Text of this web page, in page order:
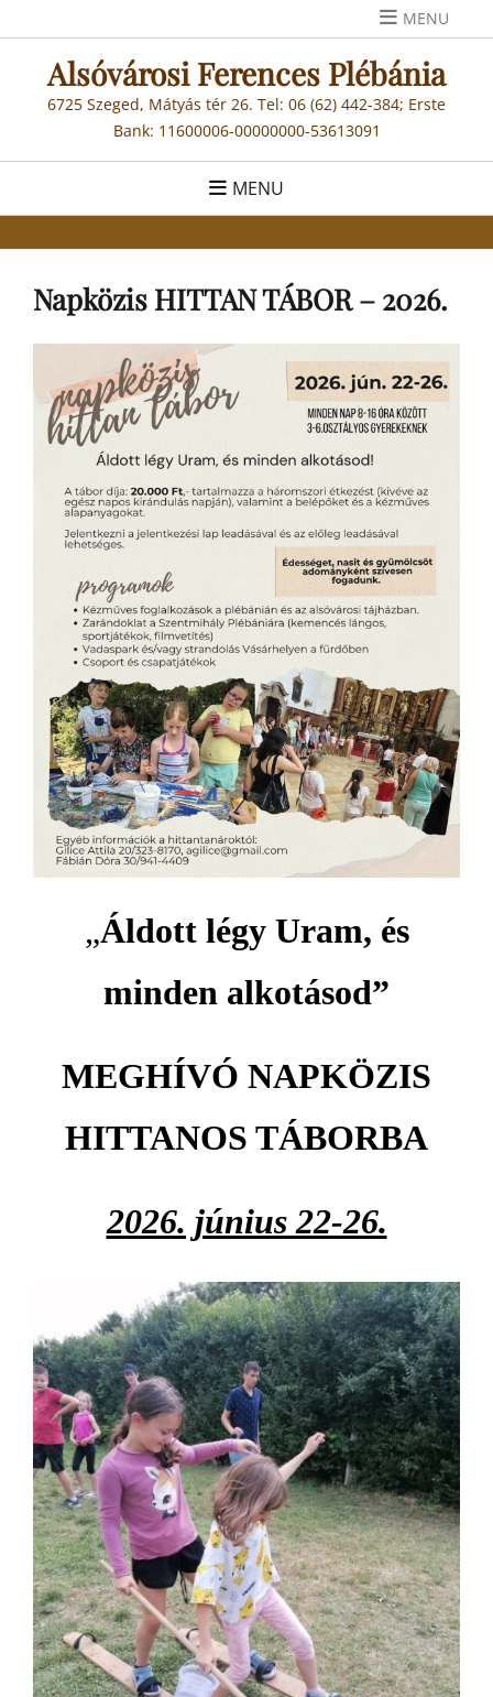
to
content
MENU
Alsóvárosi Ferences Plébánia
6725 Szeged, Mátyás tér 26. Tel: 06 (62) 442-384; Erste
Bank: 11600006-00000000-53613091
MENU
Napközis HITTAN TÁBOR – 2026.
„Áldott légy Uram, és
minden alkotásod”
MEGHÍVÓ NAPKÖZIS
HITTANOS TÁBORBA
2026. június 22-26.